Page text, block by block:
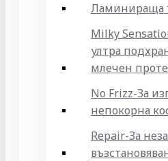
Ламинираща
Milky
ултра
млечен
No Frizz-За
непокорна
Repair-За